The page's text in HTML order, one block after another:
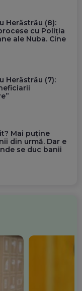
Herăstrău (8):
cu Poliția
ale Nuba. Cine
Herăstrău (7):
Mai puține
din urmă. Dar e
se duc banii